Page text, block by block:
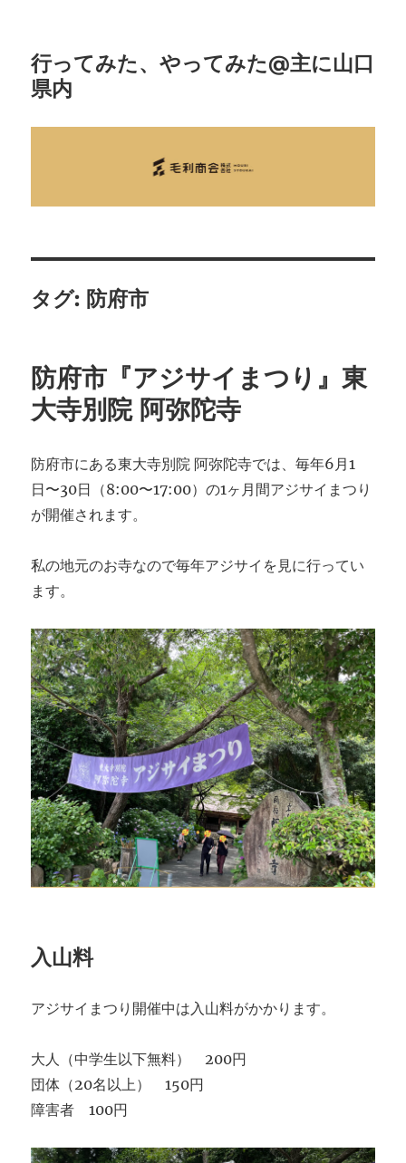
行ってみた、やってみた@主に山口
県内
タグ: 防府市
防府市『アジサイまつり』東
大寺別院 阿弥陀寺
防府市にある東大寺別院 阿弥陀寺では、毎年6月1
日〜30日（8:00〜17:00）の1ヶ月間アジサイまつり
が開催されます。
私の地元のお寺なので毎年アジサイを見に行ってい
ます。
入山料
アジサイまつり開催中は入山料がかかります。
大人（中学生以下無料） 200円
団体（20名以上） 150円
障害者 100円